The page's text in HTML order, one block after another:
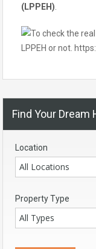
(LPPEH)
Find Your Dream
Location
All Locations
Property Type
All Types